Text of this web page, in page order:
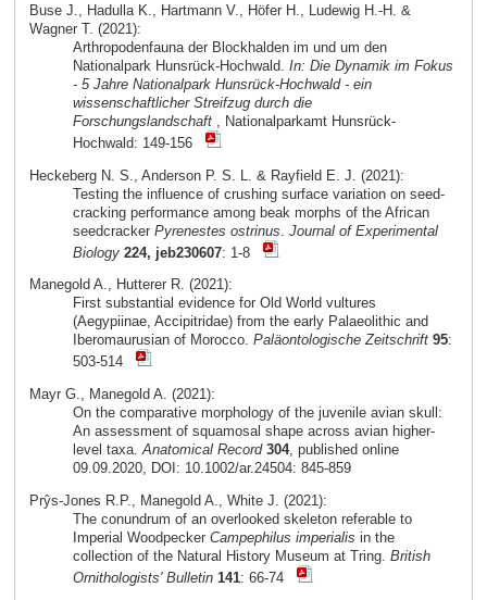
Buse J., Hadulla K., Hartmann V., Höfer H., Ludewig H.-H. &
Wagner T. (2021):
Arthropodenfauna der Blockhalden im und um den
Nationalpark Hunsrück-Hochwald. In: Die Dynamik im Fokus
- 5 Jahre Nationalpark Hunsrück-Hochwald - ein
wissenschaftlicher Streifzug durch die
Forschungslandschaft, Nationalparkamt Hunsrück-
Hochwald: 149-156
Heckeberg N. S., Anderson P. S. L. & Rayfield E. J. (2021):
Testing the influence of crushing surface variation on seed-
cracking performance among beak morphs of the African
seedcracker Pyrenestes ostrinus Journal of Experimental
Biology 224, jeb230607: 1-8
Manegold A., Hutterer R. (2021):
First substantial evidence for Old World vultures
(Aegypiinae, Accipitridae) from the early Palaeolithic and
Iberomaurusian of Morocco. Paläontologische Zeitschrift 95:
503-514
Mayr G., Manegold A. (2021):
On the comparative morphology of the juvenile avian skull:
An assessment of squamosal shape across avian higher-
level taxa.Anatomical Record 304, published online
09.09.2020, DOI: 10.1002/ar.24504: 845-859
Prŷs-Jones R.P., Manegold A., White J. (2021):
The conundrum of an overlooked skeleton referable to
Imperial Woodpecker Campephilus imperialis in the
collection of the Natural History Museum at Tring. British
Ornithologists' Bulletin 141: 66-74